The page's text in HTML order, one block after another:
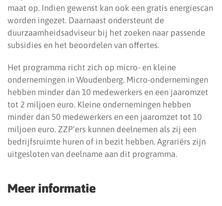
maat op. Indien gewenst kan ook een gratis energiescan
worden ingezet. Daarnaast ondersteunt de
duurzaamheidsadviseur bij het zoeken naar passende
subsidies en het beoordelen van offertes.
Het programma richt zich op micro- en kleine
ondernemingen in Woudenberg. Micro-ondernemingen
hebben minder dan 10 medewerkers en een jaaromzet
tot 2 miljoen euro. Kleine ondernemingen hebben
minder dan 50 medewerkers en een jaaromzet tot 10
miljoen euro. ZZP’ers kunnen deelnemen als zij een
bedrijfsruimte huren of in bezit hebben. Agrariërs zijn
uitgesloten van deelname aan dit programma.
Meer informatie